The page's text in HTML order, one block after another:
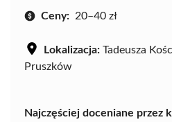
Ceny: 20–40 zł
Lokalizacja: Tadeusza
Pruszków
Najczęściej doceniane przez